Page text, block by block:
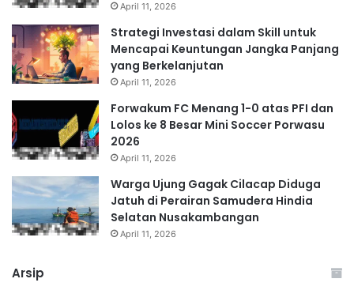
April 11, 2026
Strategi Investasi dalam Skill untuk
Mencapai Keuntungan Jangka Panjang
yang Berkelanjutan
April 11, 2026
Forwakum FC Menang 1-0 atas PFI dan
Lolos ke 8 Besar Mini Soccer Porwasu
2026
April 11, 2026
Warga Ujung Gagak Cilacap Diduga
Jatuh di Perairan Samudera Hindia
Selatan Nusakambangan
April 11, 2026
Arsip